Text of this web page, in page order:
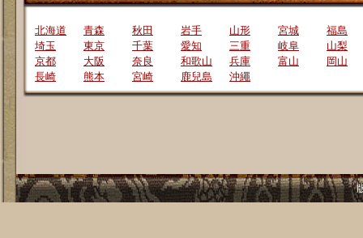
北海道 青森 秋田 岩手 山形 宮城
福島
埼玉
東京 千葉 愛知 三重 岐阜
山梨
京都
大阪 奈良 和歌山 兵庫 富山
岡山
長崎
熊本 宮崎 鹿兒島 沖繩